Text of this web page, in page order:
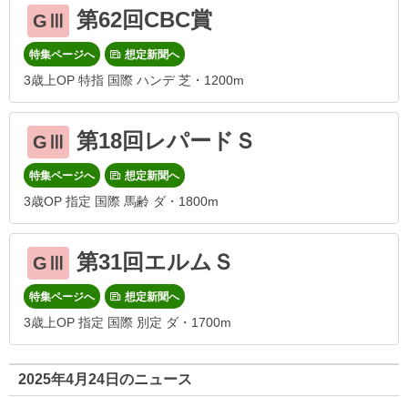
GⅢ 第62回CBC賞
特集ページへ 想定新聞へ
3歳上OP 特指 国際 ハンデ 芝・1200m
GⅢ 第18回レパードＳ
特集ページへ 想定新聞へ
3歳OP 指定 国際 馬齢 ダ・1800m
GⅢ 第31回エルムＳ
特集ページへ 想定新聞へ
3歳上OP 指定 国際 別定 ダ・1700m
2025年4月24日のニュース